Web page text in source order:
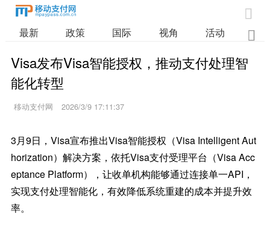

最新 政策 国际 视角 活动 业

Visa发布Visa智能授权，推动支付处理智
能化转型
移动支付网 2026/3/9 17:11:37
3月9日，Visa宣布推出Visa智能授权（Visa Intelligent Aut
horization）解决方案，依托Visa支付受理平台（Visa Acc
eptance Platform），让收单机构能够通过连接单一API，
实现支付处理智能化，有效降低系统重建的成本并提升效
率。